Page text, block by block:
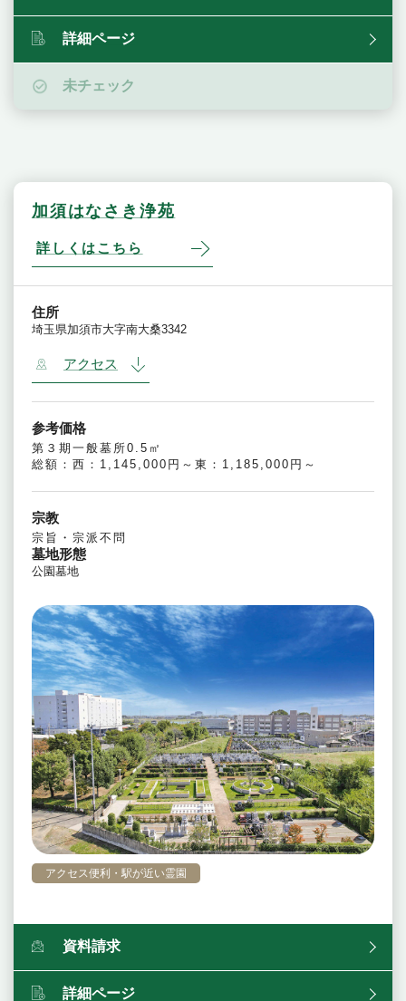
詳細ページ
未チェック
加須はなさき浄苑
詳しくはこちら
アクセス便利・駅が近い霊園
住所
埼玉県加須市大字南大桑3342
アクセス
参考価格
第３期一般墓所0.5㎡
総額：西：1,145,000円～東：1,185,000円～
宗教
宗旨・宗派不問
墓地形態
公園墓地
資料請求
詳細ページ